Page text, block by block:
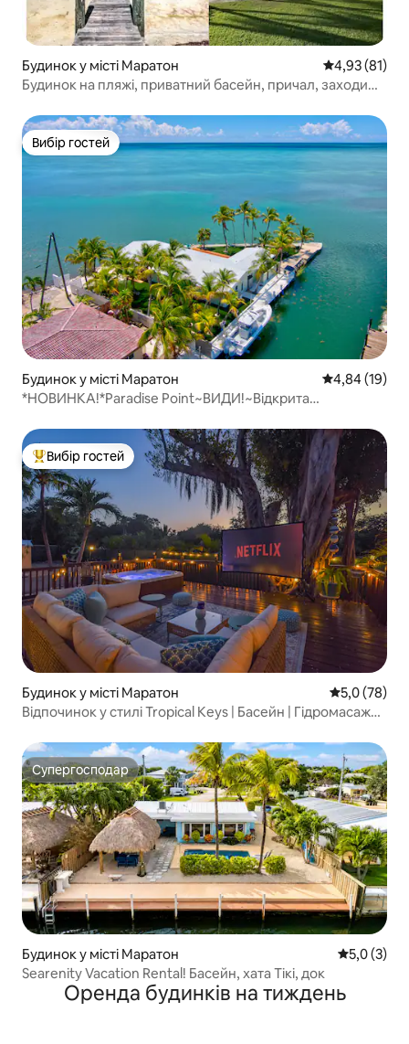
Будинок у місті Маратон Середня
4,93 (81)
Будинок на пляжі, приватний басейн, причал, заходи
Вибір гостей
Вибір гостей
Будинок у місті Маратон Середня
4,84 (19)
*НОВИНКА!*Paradise Point~ВИДИ!~Відкрита
Топ вибір гостей
Вибір гостей
Будинок у місті Маратон Середня
5,0 (78)
Відпочинок у стилі Tropical Keys | Басейн | Гідромасажна
Супергосподар
Супергосподар
Будинок у місті Маратон Середня
5,0 (3)
Searenity Vacation Rental! Басейн, хата Тікі, док
Оренда будинків на тиждень